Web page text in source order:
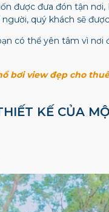
được đưa đón tận
quý khách sẽ
có thể yên tâm vì
bơi view đẹp cho
KẾ CỦA